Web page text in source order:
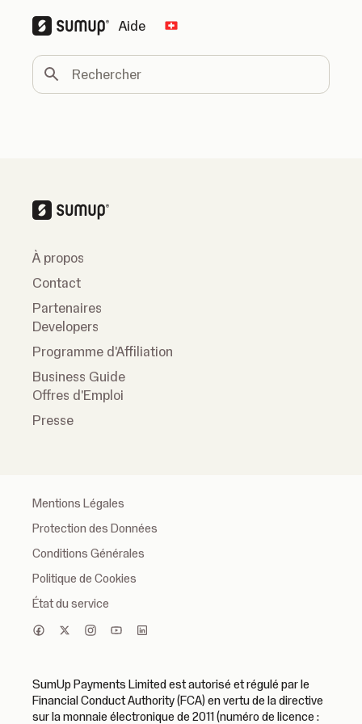
Aide Change country
Rechercher
À propos
Contact
Partenaires
Developers
Programme d'Affiliation
Business Guide
Offres d'Emploi
Presse
Mentions Légales
Protection des Données
Conditions Générales
Politique de Cookies
État du service
SumUp Payments Limited est autorisé et régulé par le
Financial Conduct Authority (FCA) en vertu de la directive
sur la monnaie électronique de 2011 (numéro de licence :